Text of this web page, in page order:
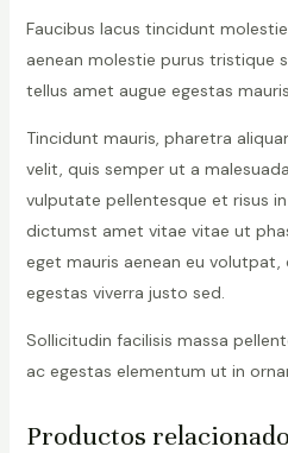
Faucibus lacus tincidunt
aenean molestie purus tristique
tellus amet augue egestas
Tincidunt mauris, pharetra
velit, quis semper ut a
vulputate pellentesque et risus
dictumst amet vitae vitae ut
eget mauris aenean eu
egestas viverra justo sed.
Sollicitudin facilisis massa
ac egestas elementum ut in
Productos